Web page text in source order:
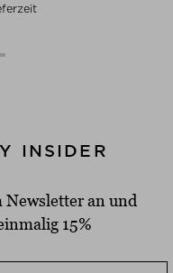
INSIDER
Newsletter an und
15%